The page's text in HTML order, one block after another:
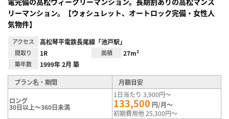
リーマンション。【ウォシュレット、オートロック完備・女性人
気物件】
アクセス 高松琴平電鉄長尾線「池戸駅」
間取り 1R 面積 27m²
築年数 1999年 2月 築
プラン名・期間 月額目安
ロング
30日以上～360日未満
1日当たり 3,900円～
133,500 円/月～
初期費用他 25,300円～